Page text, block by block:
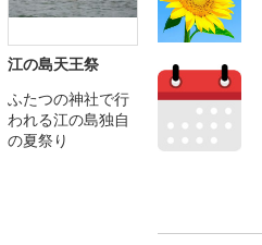
江の島天王祭
ふたつの神社で行
われる江の島独自
の夏祭り